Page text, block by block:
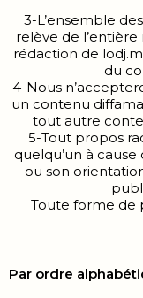
3-L’ensemble
relève de
rédaction de
du
4-Nous
un contenu
tout autre
5-Tout propos
quelqu’un à
ou son
Toute forme de
Par ordre